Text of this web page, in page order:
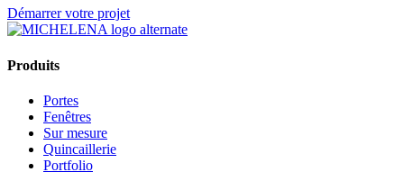
Démarrer votre projet
Produits
Portes
Fenêtres
Sur mesure
Quincaillerie
Portfolio